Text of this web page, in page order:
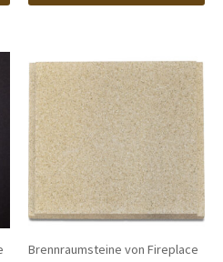
Brennraumsteine von Fireplace